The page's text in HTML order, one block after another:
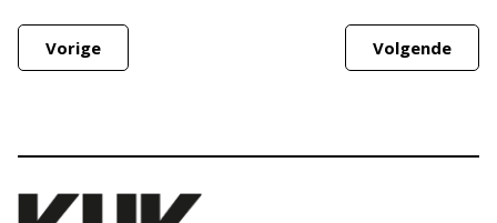
Vorige Volgende